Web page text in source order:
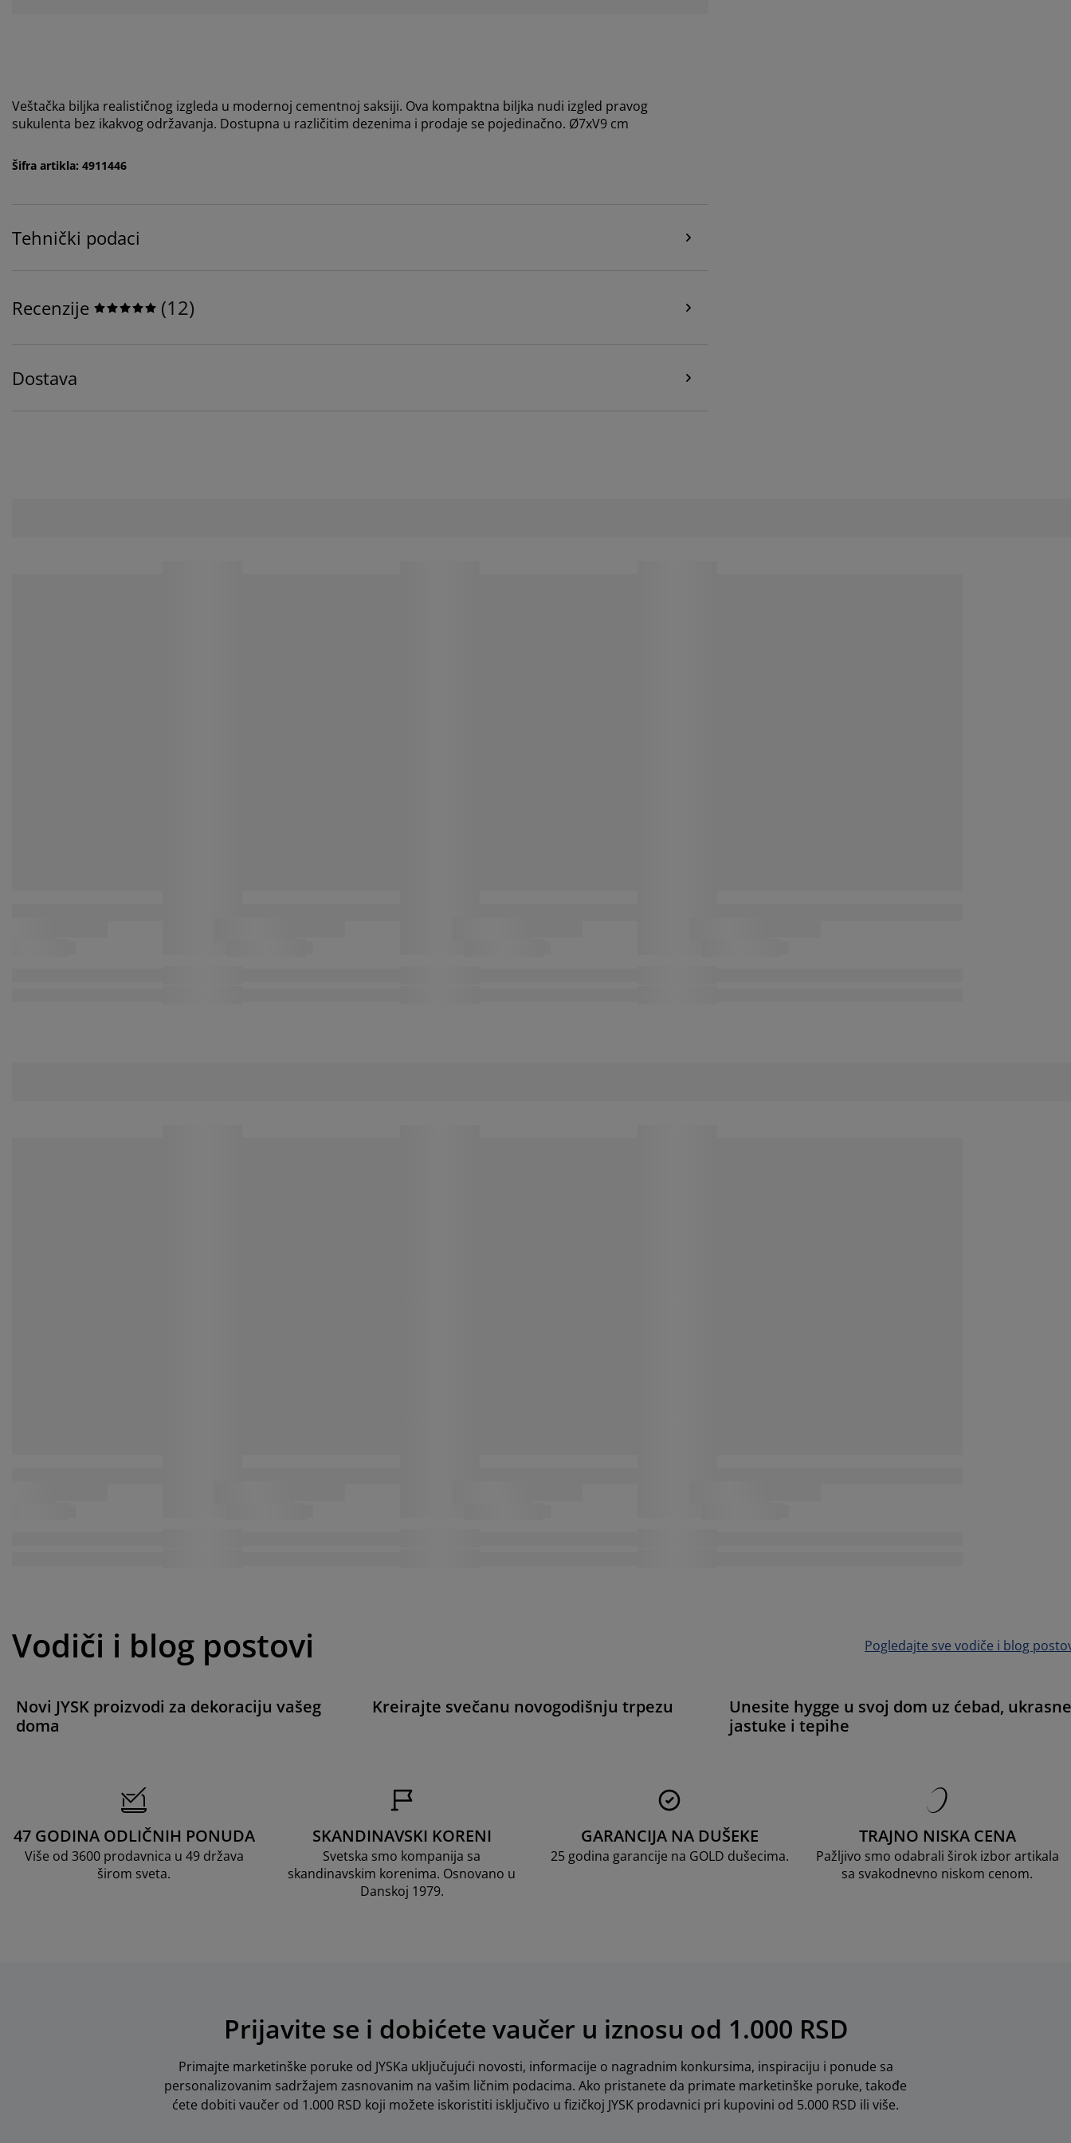
Veštačka biljka realističnog izgleda u modernoj cementnoj saksiji. Ova kompaktna biljka nudi izgled pravog
sukulenta bez ikakvog održavanja. Dostupna u različitim dezenima i prodaje se pojedinačno. Ø7xV9 cm
Šifra artikla: 4911446
Tehnički podaci
Recenzije (12)
Dostava
Vodiči i blog postovi Pogledajte sve vodiče i blog
Novi JYSK proizvodi za dekoraciju vašeg
doma
Kreirajte svečanu novogodišnju trpezu
Unesite hygge u svoj dom uz ćebad, ukrasne
jastuke i tepihe
47 GODINA ODLIČNIH PONUDA
Više od 3600 prodavnica u 49 država
širom sveta.
SKANDINAVSKI KORENI
Svetska smo kompanija sa
skandinavskim korenima. Osnovano u
Danskoj 1979.
GARANCIJA NA DUŠEKE
25 godina garancije na GOLD dušecima.
TRAJNO NISKA CENA
Pažljivo smo odabrali širok izbor artikala
sa svakodnevno niskom cenom.
Prijavite se i dobićete vaučer u iznosu od 1.000 RSD
Primajte marketinške poruke od JYSKa uključujući novosti, informacije o nagradnim konkursima, inspiraciju i ponude sa
personalizovanim sadržajem zasnovanim na vašim ličnim podacima. Ako pristanete da primate marketinške poruke, takođe
ćete dobiti vaučer od 1.000 RSD koji možete iskoristiti isključivo u fizičkoj JYSK prodavnici pri kupovini od 5.000 RSD ili više.